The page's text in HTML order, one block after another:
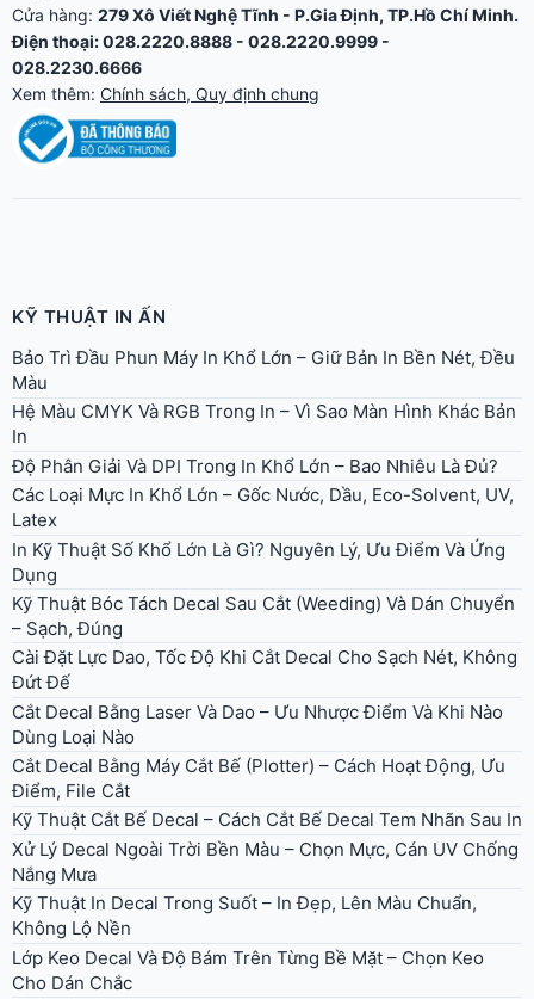
Cửa hàng: 279 Xô Viết Nghệ Tĩnh - P.Gia Định, TP.Hồ Chí Minh.
Điện thoại: 028.2220.8888 - 028.2220.9999 -
028.2230.6666
Xem thêm: Chính sách, Quy định chung
KỸ THUẬT IN ẤN
Bảo Trì Đầu Phun Máy In Khổ Lớn – Giữ Bản In Bền Nét, Đều
Màu
Hệ Màu CMYK Và RGB Trong In – Vì Sao Màn Hình Khác Bản
In
Độ Phân Giải Và DPI Trong In Khổ Lớn – Bao Nhiêu Là Đủ?
Các Loại Mực In Khổ Lớn – Gốc Nước, Dầu, Eco-Solvent, UV,
Latex
In Kỹ Thuật Số Khổ Lớn Là Gì? Nguyên Lý, Ưu Điểm Và Ứng
Dụng
Kỹ Thuật Bóc Tách Decal Sau Cắt (Weeding) Và Dán Chuyển
– Sạch, Đúng
Cài Đặt Lực Dao, Tốc Độ Khi Cắt Decal Cho Sạch Nét, Không
Đứt Đế
Cắt Decal Bằng Laser Và Dao – Ưu Nhược Điểm Và Khi Nào
Dùng Loại Nào
Cắt Decal Bằng Máy Cắt Bế (Plotter) – Cách Hoạt Động, Ưu
Điểm, File Cắt
Kỹ Thuật Cắt Bế Decal – Cách Cắt Bế Decal Tem Nhãn Sau In
Xử Lý Decal Ngoài Trời Bền Màu – Chọn Mực, Cán UV Chống
Nắng Mưa
Kỹ Thuật In Decal Trong Suốt – In Đẹp, Lên Màu Chuẩn,
Không Lộ Nền
Lớp Keo Decal Và Độ Bám Trên Từng Bề Mặt – Chọn Keo
Cho Dán Chắc